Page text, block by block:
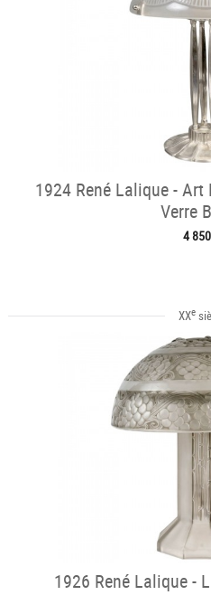
1924 René Lalique -
Verre
4
XXe
1926 René Lalique -